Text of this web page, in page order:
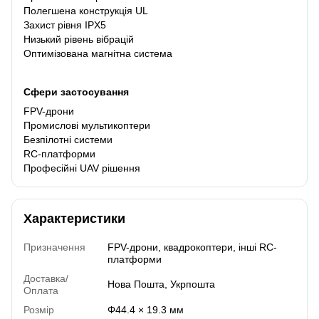
Полегшена конструкція UL
Захист рівня IPX5
Низький рівень вібрацій
Оптимізована магнітна система
Сфери застосування
FPV-дрони
Промислові мультикоптери
Безпілотні системи
RC-платформи
Професійні UAV рішення
Характеристики
Призначення
FPV-дрони, квадрокоптери, інші RC-
платформи
Доставка/
Оплата
Нова Пошта, Укрпошта
Розмір Φ44.4 × 19.3 мм